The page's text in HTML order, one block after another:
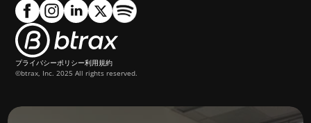
プライバシーポリシー利用規約
©btrax, Inc. 2025 All rights reserved.